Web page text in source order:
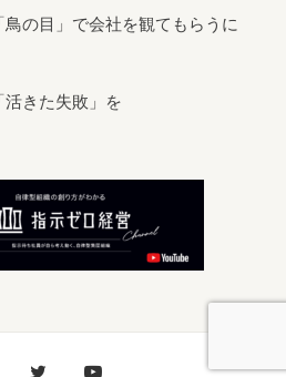
鳥の目」で会社を観てもらうに
活きた失敗」を